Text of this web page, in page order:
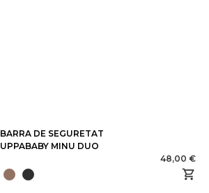
BARRA DE SEGURETAT
UPPABABY MINU DUO
48,00 €